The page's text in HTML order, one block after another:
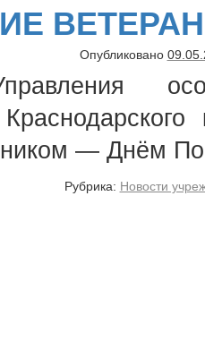
Опубликовано
—
Рубрика: Новости